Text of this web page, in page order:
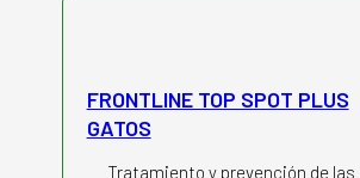
FRONTLINE TOP SPOT PLUS
GATOS
Tratamiento y prevención de las